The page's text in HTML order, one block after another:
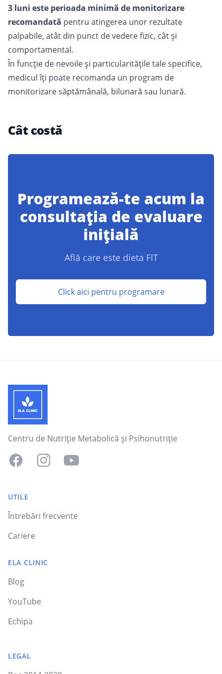
3 luni este perioada minimă de monitorizare
recomandată pentru atingerea unor rezultate
palpabile, atât din punct de vedere fizic, cât și
comportamental.
În funcție de nevoile și particularitățile tale specifice,
medicul îți poate recomanda un program de
monitorizare săptămânală, bilunară sau lunară.
Cât costă
Programează-te acum la
consultația de evaluare
inițială
Află care este dieta FIT
Click aici pentru programare
Centru de Nutriție Metabolică și Psihonutriție
FacebookInstagram
UTILE
Întrebări frecvente
Cariere
ELA CLINIC
Blog
YouTube
Echipa
LEGAL